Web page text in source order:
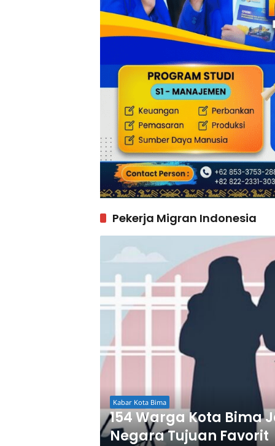
Pekerja Migran Indonesia
Kabar Kota Bima
154 Warga Kota Bima
Negara Tujuan Favorit